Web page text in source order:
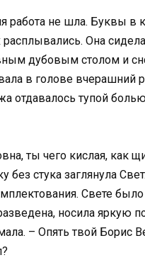
работа не шла. Буквы в
расплывались. Она
дубовым столом и
в голове вчерашний
отдавалось тупой
ты чего кислая, как
без стука заглянула
Свете
носила яркую
– Опять твой Борис